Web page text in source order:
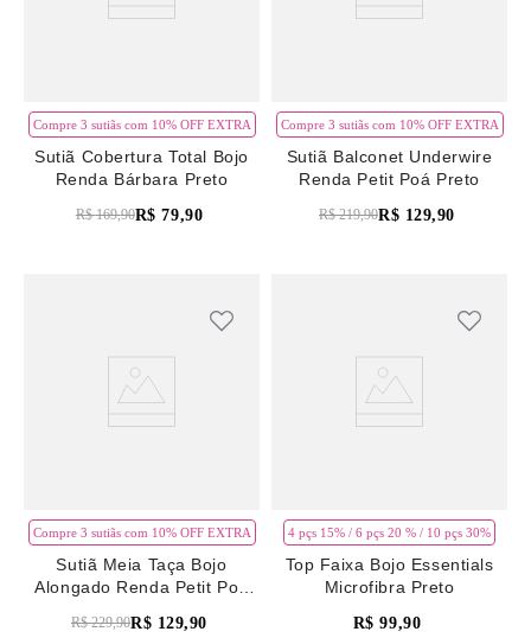
Compre 3 sutiãs com 10% OFF EXTRA
Sutiã Cobertura Total Bojo
Renda Bárbara Preto
R$ 169,90R$ 79,90
Compre 3 sutiãs com 10% OFF EXTRA
Sutiã Balconet Underwire
Renda Petit Poá Preto
R$ 219,90R$ 129,90
Compre 3 sutiãs com 10% OFF EXTRA
Sutiã Meia Taça Bojo
Alongado Renda Petit Poá
R$ 229,90R$ 129,90
4 pçs 15% / 6 pçs 20 % / 10 pçs 30%
Top Faixa Bojo Essentials
Microfibra Preto
R$ 99,90